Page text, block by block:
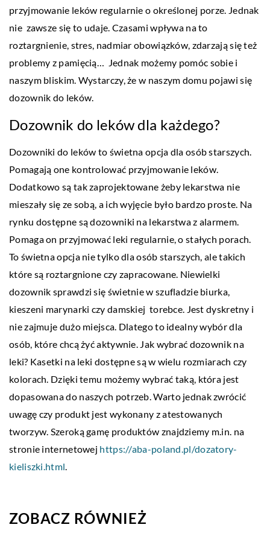
przyjmowanie leków regularnie o określonej porze. Jednak
nie zawsze się to udaje. Czasami wpływa na to
roztargnienie, stres, nadmiar obowiązków, zdarzają się też
problemy z pamięcią… Jednak możemy pomóc sobie i
naszym bliskim. Wystarczy, że w naszym domu pojawi się
dozownik do leków.
Dozownik do leków dla każdego?
Dozowniki do leków to świetna opcja dla osób starszych.
Pomagają one kontrolować przyjmowanie leków.
Dodatkowo są tak zaprojektowane żeby lekarstwa nie
mieszały się ze sobą, a ich wyjęcie było bardzo proste. Na
rynku dostępne są dozowniki na lekarstwa z alarmem.
Pomaga on przyjmować leki regularnie, o stałych porach.
To świetna opcja nie tylko dla osób starszych, ale takich
które są roztargnione czy zapracowane. Niewielki
dozownik sprawdzi się świetnie w szufladzie biurka,
kieszeni marynarki czy damskiej torebce. Jest dyskretny i
nie zajmuje dużo miejsca. Dlatego to idealny wybór dla
osób, które chcą żyć aktywnie. Jak wybrać dozownik na
leki? Kasetki na leki dostępne są w wielu rozmiarach czy
kolorach. Dzięki temu możemy wybrać taką, która jest
dopasowana do naszych potrzeb. Warto jednak zwrócić
uwagę czy produkt jest wykonany z atestowanych
tworzyw. Szeroką gamę produktów znajdziemy m.in. na
stronie internetowej https://aba-poland.pl/dozatory-
kieliszki.html.
ZOBACZ RÓWNIEŻ